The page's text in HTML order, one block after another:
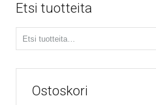
Etsi tuotteita
Ostoskori